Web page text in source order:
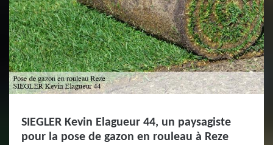
SIEGLER Kevin Elagueur 44, un paysagiste
pour la pose de gazon en rouleau à Reze